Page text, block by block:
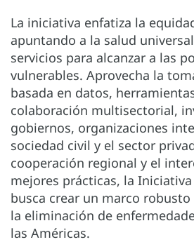
La iniciativa enfatiza la
apuntando a la salud
servicios para alcanzar a las
vulnerables. Aprovecha la
basada en datos,
colaboración multisectorial,
gobiernos, organizaciones
sociedad civil y el sector
cooperación regional y el
mejores prácticas, la
busca crear un marco
la eliminación de
las Américas.